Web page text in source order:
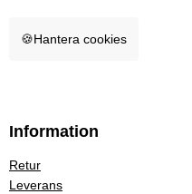
🍪Hantera cookies
Information
Retur
Leverans